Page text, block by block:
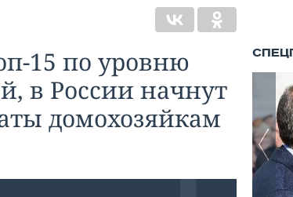
15 по уровню
в России начнут
домохозяйкам